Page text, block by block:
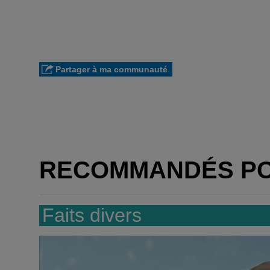
Partager à ma communauté
RECOMMANDÉS
Faits divers